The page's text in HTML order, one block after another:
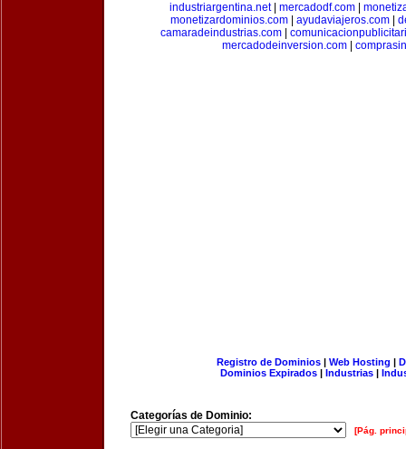
industriargentina.net| mercadodf.com|
monetizardominios.com
ayudaviajeros.com
camaradeindustrias.com|
mercadodeinversion.com|
Registro de Dominios| Web Hosting |
Dominios Expirados | Industrias |
Categorías de Dominio:
[Pág.